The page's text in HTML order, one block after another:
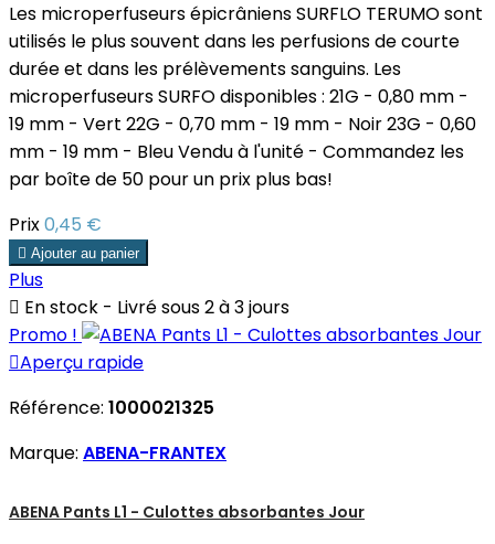
Les microperfuseurs épicrâniens SURFLO TERUMO sont
utilisés le plus souvent dans les perfusions de courte
durée et dans les prélèvements sanguins. Les
microperfuseurs SURFO disponibles : 21G - 0,80 mm -
19 mm - Vert 22G - 0,70 mm - 19 mm - Noir 23G - 0,60
mm - 19 mm - Bleu Vendu à l'unité - Commandez les
par boîte de 50 pour un prix plus bas!
Prix0,45 €
 Ajouter au panier
Plus
 En stock - Livré sous 2 à 3 jours
Promo !
Aperçu rapide
Référence: 1000021325
Marque: ABENA-FRANTEX
ABENA Pants L1 - Culottes absorbantes Jour